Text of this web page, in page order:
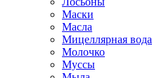
Маски
Масла
Мицеллярная вода
Молочко
Муссы